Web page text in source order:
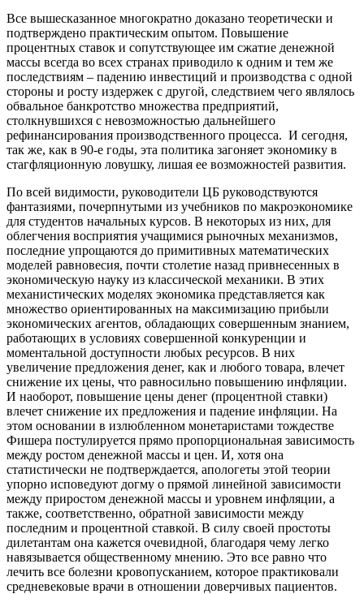
Все вышесказанное многократно доказано теоретически и
подтверждено практическим опытом. Повышение
процентных ставок и сопутствующее им сжатие денежной
массы всегда во всех странах приводило к одним и тем же
последствиям – падению инвестиций и производства с одной
стороны и росту издержек с другой, следствием чего являлось
обвальное банкротство множества предприятий,
столкнувшихся с невозможностью дальнейшего
рефинансирования производственного процесса. И сегодня,
так же, как в 90-е годы, эта политика загоняет экономику в
стагфляционную ловушку, лишая ее возможностей развития.
По всей видимости, руководители ЦБ руководствуются
фантазиями, почерпнутыми из учебников по макроэкономике
для студентов начальных курсов. В некоторых из них, для
облегчения восприятия учащимися рыночных механизмов,
последние упрощаются до примитивных математических
моделей равновесия, почти столетие назад привнесенных в
экономическую науку из классической механики. В этих
механистических моделях экономика представляется как
множество ориентированных на максимизацию прибыли
экономических агентов, обладающих совершенным знанием,
работающих в условиях совершенной конкуренции и
моментальной доступности любых ресурсов. В них
увеличение предложения денег, как и любого товара, влечет
снижение их цены, что равносильно повышению инфляции.
И наоборот, повышение цены денег (процентной ставки)
влечет снижение их предложения и падение инфляции. На
этом основании в излюбленном монетаристами тождестве
Фишера постулируется прямо пропорциональная зависимость
между ростом денежной массы и цен. И, хотя она
статистически не подтверждается, апологеты этой теории
упорно исповедуют догму о прямой линейной зависимости
между приростом денежной массы и уровнем инфляции, а
также, соответственно, обратной зависимости между
последним и процентной ставкой. В силу своей простоты
дилетантам она кажется очевидной, благодаря чему легко
навязывается общественному мнению. Это все равно что
лечить все болезни кровопусканием, которое практиковали
средневековые врачи в отношении доверчивых пациентов.